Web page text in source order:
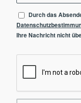
Durch das
Ihre Nachricht nicht